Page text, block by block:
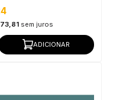
sem juros
ADICIONAR